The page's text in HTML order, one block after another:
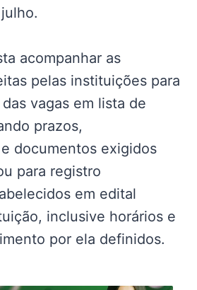
acompanhar as
pelas instituições para
vagas em lista de
prazos,
documentos exigidos
para registro
em edital
inclusive horários e
por ela definidos.